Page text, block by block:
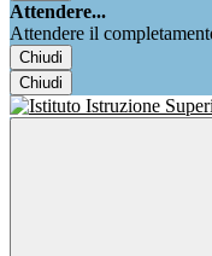
Attendere...
Attendere il
Chiudi
Chiudi